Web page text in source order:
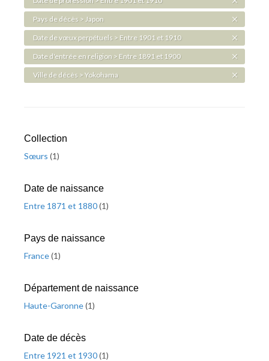
Pays de décès > Japon
Date de vœux perpétuels > Entre 1901 et 1910
Date d'entrée en religion > Entre 1891 et 1900
Ville de décès > Yokohama
Collection
Sœurs (1)
Date de naissance
Entre 1871 et 1880(1)
Pays de naissance
France(1)
Département de naissance
Haute-Garonne(1)
Date de décès
Entre 1921 et 1930(1)